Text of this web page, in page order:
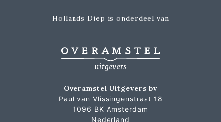
Hollands Diep is onderdeel van
Overamstel Uitgevers bv
Paul van Vlissingenstraat 18
1096 BK Amsterdam
Nederland